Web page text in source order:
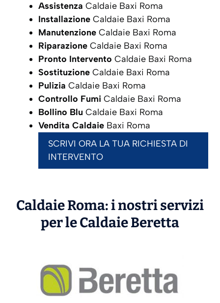
Assistenza Caldaie Baxi Roma
Installazione Caldaie Baxi Roma
Manutenzione Caldaie Baxi Roma
Riparazione Caldaie Baxi Roma
Pronto Intervento Caldaie Baxi Roma
Sostituzione Caldaie Baxi Roma
Pulizia Caldaie Baxi Roma
Controllo Fumi Caldaie Baxi Roma
Bollino Blu Caldaie Baxi Roma
Vendita Caldaie Baxi Roma
SCRIVI ORA LA TUA RICHIESTA DI
INTERVENTO
Caldaie Roma: i nostri servizi
per le CaldaieBeretta